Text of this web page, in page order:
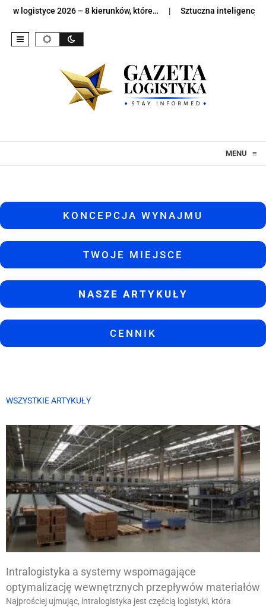
kierunków, które… Sztuczna inteligencja w logistyce – jak AI
MENU ≡
KONCEPCJA WYNAJMU
TWOJE MIEJSCE
NASZE ARTYKUŁY
CENNIK
WSZYSTKIE ARTYKUŁY
Intralogistyka a systemy wspomagające
optymalizację wewnętrznych przepływów materiałów
Najprościej ujmując, intralogistyka jest częścią logistyki, która